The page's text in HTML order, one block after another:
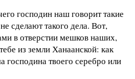
господин наш говорит такие
сделают такого дела. Вот,
в отверстии мешков наших,
из земли Ханаанской: как
господина твоего серебро или